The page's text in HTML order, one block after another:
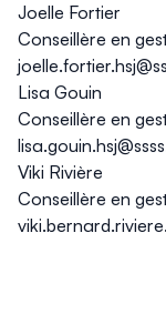
Joelle Fortier
Conseillère en
Lisa Gouin
Conseillère en
Viki Rivière
Conseillère en